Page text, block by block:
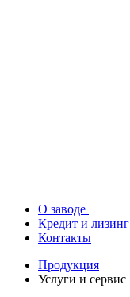
О заводе
Кредит и лизинг
Контакты
Продукция
Услуги и сервис